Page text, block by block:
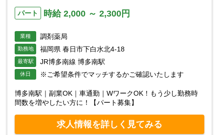
パート 時給 2,000 ～ 2,300円
業種 調剤薬局
勤務地 福岡県 春日市下白水北4-18
最寄駅 JR博多南線 博多南駅
休日 ※ご希望条件でマッチするかご確認いたします
博多南駅｜副業OK｜車通勤｜WワークOK！もう少し勤務時
間数を増やしたい方に！【パート募集】
求人情報を詳しく見てみる